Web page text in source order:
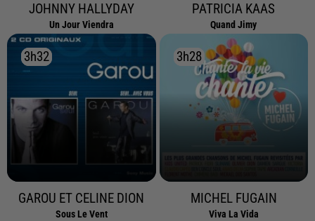
JOHNNY HALLYDAY
Un Jour Viendra
PATRICIA KAAS
Quand Jimy
3h32
3h32
GAROU ET CELINE DION
Sous Le Vent
3h28
3h28
MICHEL FUGAIN
Viva La Vida